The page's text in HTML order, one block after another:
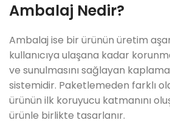
Ambalaj Nedir?
Ambalaj ise bir ürünün üretim
kullanıcıya ulaşana kadar
ve sunulmasını sağlayan
sistemidir. Paketlemeden farklı
ürünün ilk koruyucu katmanını
ürünle birlikte tasarlanır.